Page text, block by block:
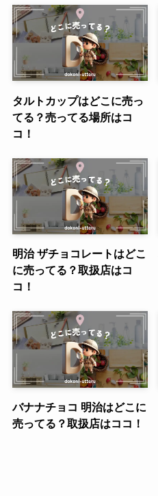
タルトカップはどこに売っ
てる？売ってる場所はコ
コ！
明治 ザチョコレートはどこ
に売ってる？取扱店はコ
コ！
バナナチョコ 明治はどこに
売ってる？取扱店はココ！